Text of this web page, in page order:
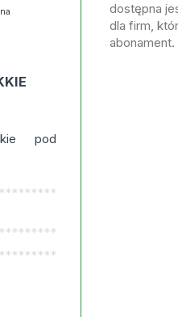
pod
dostępna
dla firm,
abonament.